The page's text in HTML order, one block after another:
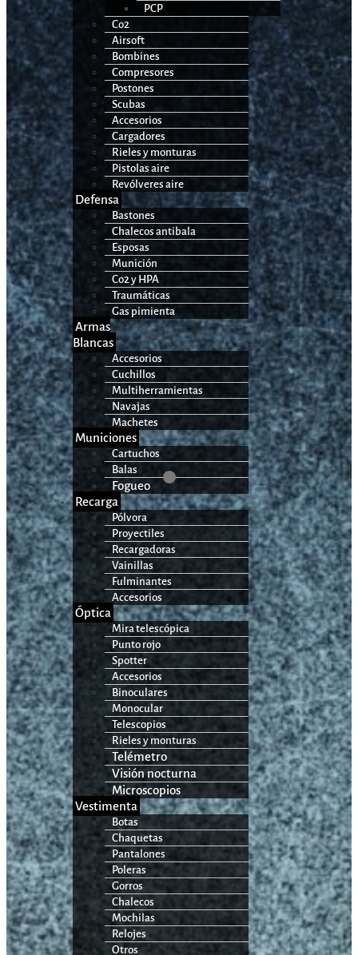
PCP
Co2
Airsoft
Bombines
Compresores
Postones
Scubas
Accesorios
Cargadores
Rieles y monturas
Pistolas aire
Revólveres aire
Defensa
Bastones
Chalecos antibala
Esposas
Munición
Co2 y HPA
Traumáticas
Gas pimienta
Armas
Blancas
Accesorios
Cuchillos
Multiherramientas
Navajas
Machetes
Municiones
Cartuchos
Balas
Fogueo
Recarga
Pólvora
Proyectiles
Recargadoras
Vainillas
Fulminantes
Accesorios
Óptica
Mira telescópica
Punto rojo
Spotter
Accesorios
Binoculares
Monocular
Telescopios
Rieles y monturas
Telémetro
Visión nocturna
Microscopios
Vestimenta
Botas
Chaquetas
Pantalones
Poleras
Gorros
Chalecos
Mochilas
Relojes
Otros